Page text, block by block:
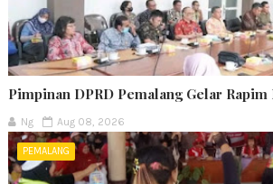
Pimpinan DPRD Pemalang Gelar Rapim
Ng Aug 08, 2026
PEMALANG